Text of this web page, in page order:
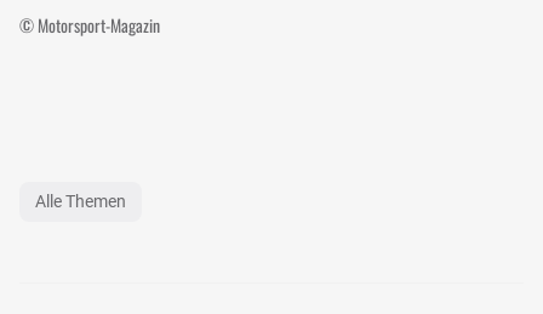
© Motorsport-Magazin
Alle Themen